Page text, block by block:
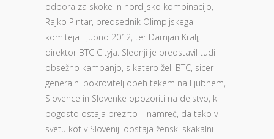
odbora za skoke in nordijsko kombinacijo,
Rajko Pintar, predsednik Olimpijskega
komiteja Ljubno 2012, ter Damjan Kralj,
direktor BTC Cityja. Slednji je predstavil tudi
obsežno kampanjo, s katero želi BTC, sicer
generalni pokrovitelj obeh tekem na Ljubnem,
Slovence in Slovenke opozoriti na dejstvo, ki
pogosto ostaja prezrto – namreč, da tako v
svetu kot v Sloveniji obstaja ženski skakalni